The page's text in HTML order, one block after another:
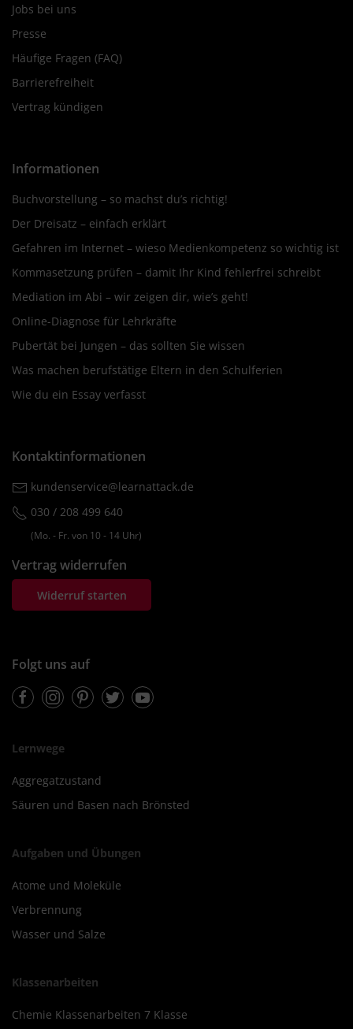
Jobs bei uns
Presse
Häufige Fragen (FAQ)
Barrierefreiheit
Vertrag kündigen
Informationen
Buchvorstellung – so machst du’s richtig!
Der Dreisatz – einfach erklärt
Gefahren im Internet – wieso Medienkompetenz so wichtig ist
Kommasetzung prüfen – damit Ihr Kind fehlerfrei schreibt
Mediation im Abi – wir zeigen dir, wie’s geht!
Online-Diagnose für Lehrkräfte
Pubertät bei Jungen – das sollten Sie wissen
Was machen berufstätige Eltern in den Schulferien
Wie du ein Essay verfasst
Kontaktinformationen
kundenservice@learnattack.de
030 / 208 499 640
(Mo. ‐ Fr. von 10 ‐ 14 Uhr)
Vertrag widerrufen
Widerruf starten
Folgt uns auf
FacebookInstagramPinterestTwitterYoutube
Lernwege
Aggregatzustand
Säuren und Basen nach Brönsted
Aufgaben und Übungen
Atome und Moleküle
Verbrennung
Wasser und Salze
Klassenarbeiten
Chemie Klassenarbeiten 7 Klasse